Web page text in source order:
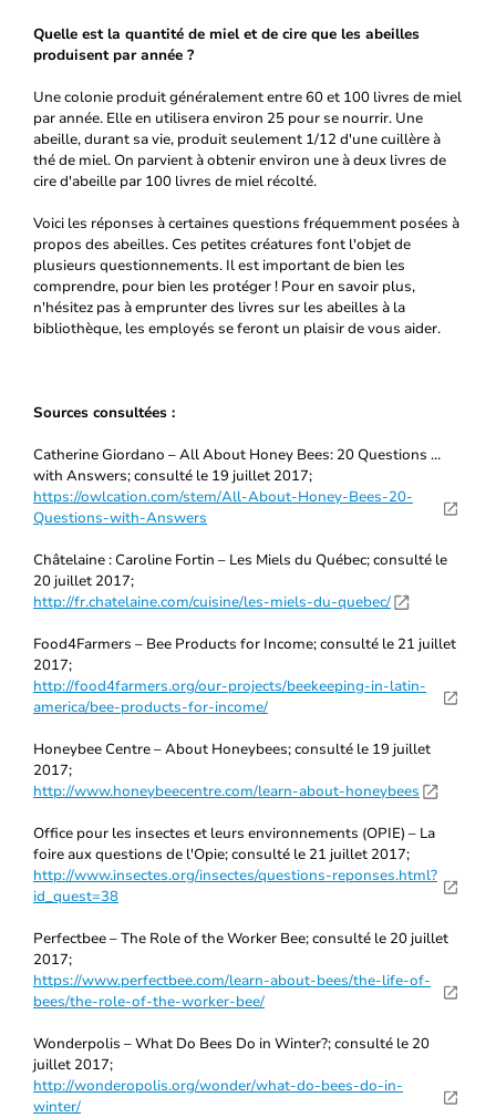
Quelle est la quantité de miel et de cire que les abeilles
produisent par année ?
Une colonie produit généralement entre 60 et 100 livres de miel
par année. Elle en utilisera environ 25 pour se nourrir. Une
abeille, durant sa vie, produit seulement 1/12 d'une cuillère à
thé de miel. On parvient à obtenir environ une à deux livres de
cire d'abeille par 100 livres de miel récolté.
Voici les réponses à certaines questions fréquemment posées à
propos des abeilles. Ces petites créatures font l'objet de
plusieurs questionnements. Il est important de bien les
comprendre, pour bien les protéger ! Pour en savoir plus,
n'hésitez pas à emprunter des livres sur les abeilles à la
bibliothèque, les employés se feront un plaisir de vous aider.
Sources consultées :
Catherine Giordano – All About Honey Bees: 20 Questions …
with Answers; consulté le 19 juillet 2017;
https://owlcation.com/stem/All-About-Honey-Bees-20-
Questions-with-Answers
Châtelaine : Caroline Fortin – Les Miels du Québec; consulté le
20 juillet 2017;
http://fr.chatelaine.com/cuisine/les-miels-du-quebec/
Food4Farmers – Bee Products for Income; consulté le 21 juillet
2017;
http://food4farmers.org/our-projects/beekeeping-in-latin-
america/bee-products-for-income/
Honeybee Centre – About Honeybees; consulté le 19 juillet
2017;
http://www.honeybeecentre.com/learn-about-honeybees
Office pour les insectes et leurs environnements (OPIE) – La
foire aux questions de l'Opie; consulté le 21 juillet 2017;
http://www.insectes.org/insectes/questions-reponses.html?
id_quest=38
Perfectbee – The Role of the Worker Bee; consulté le 20 juillet
2017;
https://www.perfectbee.com/learn-about-bees/the-life-of-
bees/the-role-of-the-worker-bee/
Wonderpolis – What Do Bees Do in Winter?; consulté le 20
juillet 2017;
http://wonderopolis.org/wonder/what-do-bees-do-in-
winter/